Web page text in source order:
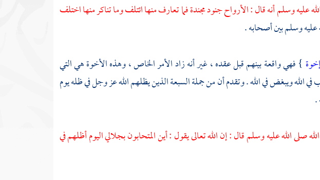
عليه وسلم أنه قال : الأرواح جنود مجندة فما تعارف منها ائتلف وما تناكر منها اختلف
وسلم بين أصحابه .
} فهي واقعة بينهم قبل عقده ، غير أنه زاد الأمر الخاص ، وهذه الأخوة هي التي
الله ويبغض في الله . وتقدم أن من جملة السبعة الذين يظلهم الله عز وجل في ظله يوم
.
صلى الله عليه وسلم قال : إن الله تعالى يقول : أين المتحابون بجلالي اليوم أظلهم في